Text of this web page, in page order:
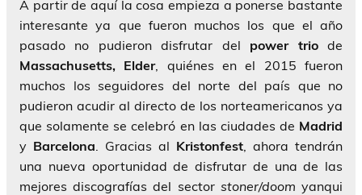
A partir de aquí la cosa empieza a ponerse bastante
interesante ya que fueron muchos los que el año
pasado no pudieron disfrutar del power triode
Massachusetts, Elder, quiénes en el 2015 fueron
muchos los seguidores del norte del país que no
pudieron acudir al directo de los norteamericanos ya
que solamente se celebró en las ciudades de Madrid
y Barcelona . Gracias al Kristonfest , ahora tendrán
una nueva oportunidad de disfrutar de una de las
mejores discografías del sector stoner/doom yanqui